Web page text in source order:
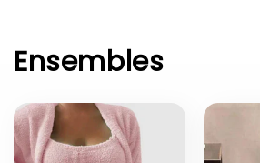
Ensembles